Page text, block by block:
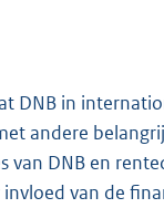
DNB in
andere
DNB en
van de